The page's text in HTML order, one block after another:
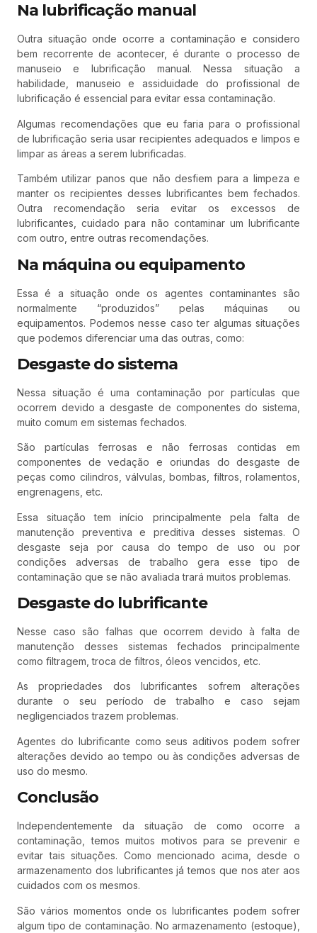
Na lubrificação manual
Outra situação onde ocorre a contaminação e considero
bem recorrente de acontecer, é durante o processo de
manuseio e lubrificação manual. Nessa situação a
habilidade, manuseio e assiduidade do profissional de
lubrificação é essencial para evitar essa contaminação.
Algumas recomendações que eu faria para o profissional
de lubrificação seria usar recipientes adequados e limpos e
limpar as áreas a serem lubrificadas.
Também utilizar panos que não desfiem para a limpeza e
manter os recipientes desses lubrificantes bem fechados.
Outra recomendação seria evitar os excessos de
lubrificantes, cuidado para não contaminar um lubrificante
com outro, entre outras recomendações.
Na máquina ou equipamento
Essa é a situação onde os agentes contaminantes são
normalmente “produzidos” pelas máquinas ou
equipamentos. Podemos nesse caso ter algumas situações
que podemos diferenciar uma das outras, como:
Desgaste do sistema
Nessa situação é uma contaminação por partículas que
ocorrem devido a desgaste de componentes do sistema,
muito comum em sistemas fechados.
São partículas ferrosas e não ferrosas contidas em
componentes de vedação e oriundas do desgaste de
peças como cilindros, válvulas, bombas, filtros, rolamentos,
engrenagens, etc.
Essa situação tem início principalmente pela falta de
manutenção preventiva e preditiva desses sistemas. O
desgaste seja por causa do tempo de uso ou por
condições adversas de trabalho gera esse tipo de
contaminação que se não avaliada trará muitos problemas.
Desgaste do lubrificante
Nesse caso são falhas que ocorrem devido à falta de
manutenção desses sistemas fechados principalmente
como filtragem, troca de filtros, óleos vencidos, etc.
As propriedades dos lubrificantes sofrem alterações
durante o seu período de trabalho e caso sejam
negligenciados trazem problemas.
Agentes do lubrificante como seus aditivos podem sofrer
alterações devido ao tempo ou às condições adversas de
uso do mesmo.
Conclusão
Independentemente da situação de como ocorre a
contaminação, temos muitos motivos para se prevenir e
evitar tais situações. Como mencionado acima, desde o
armazenamento dos lubrificantes já temos que nos ater aos
cuidados com os mesmos.
São vários momentos onde os lubrificantes podem sofrer
algum tipo de contaminação. No armazenamento (estoque),